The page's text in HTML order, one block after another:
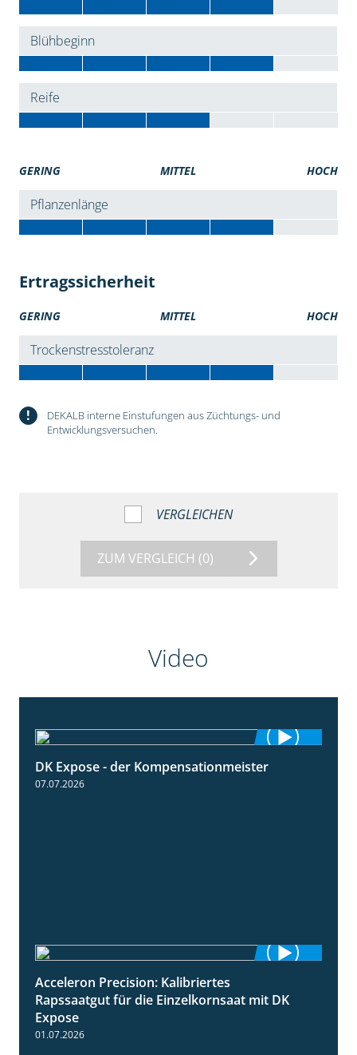
Blühbeginn
Reife
GERING MITTEL HOCH
Pflanzenlänge
Ertragssicherheit
GERING MITTEL HOCH
Trockenstresstoleranz
!
DEKALB interne Einstufungen aus Züchtungs- und
Entwicklungsversuchen.
VERGLEICHEN
ZUM VERGLEICH (0)
Video
DK Expose - der Kompensationmeister
07.07.2026
Acceleron Precision: Kalibriertes
Rapssaatgut für die Einzelkornsaat mit DK
Expose
01.07.2026